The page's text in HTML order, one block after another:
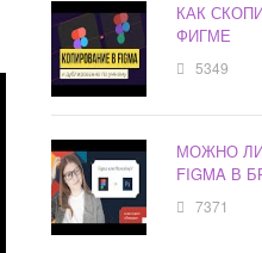
КАК
ФИГМЕ
5349
МОЖНО
FIGMA В
7371